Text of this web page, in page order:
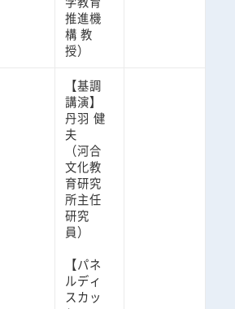
推進機
構 教
授）
【基調
講演】
丹羽 健
夫
（河合
文化教
育研究
所主任
研究
員）
【パネ
ルディ
スカッ